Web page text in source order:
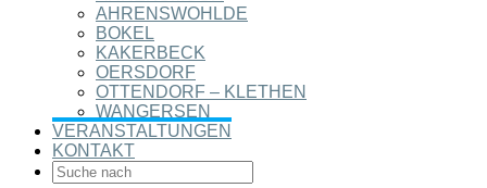
AHRENSWOHLDE
BOKEL
KAKERBECK
OERSDORF
OTTENDORF – KLETHEN
WANGERSEN
VERANSTALTUNGEN
KONTAKT
SEARCH